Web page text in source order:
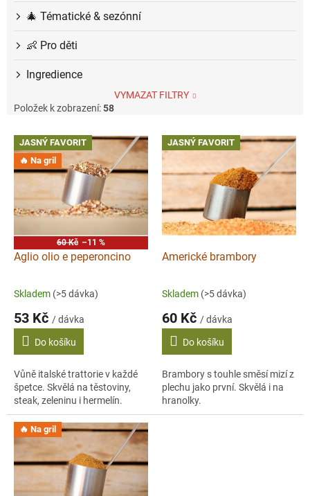
🎄 Tématické & sezónní
👶 Pro děti
Ingredience
VYMAZAT FILTRY
Položek k zobrazení:58
V JASNÝ FAVORIT
🔥 Na gril
60 Kč –11 %
Aglio olio e peperoncino
Skladem (>5 dávka)
53 Kč / dávka
Do košíku
Vůně italské trattorie v každé
špetce. Skvělá na těstoviny,
steak, zeleninu i hermelín.
JASNÝ FAVORIT
Americké brambory
Skladem (>5 dávka)
60 Kč / dávka
Do košíku
Brambory s touhle směsí mizí z
plechu jako první. Skvělá i na
hranolky.
🔥 Na gril